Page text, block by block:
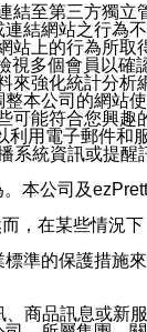
結至第三方獨
結網站之行為不
站上的行為所取
多個會員以確
強化統計分析
本公司的網站使
可能符合您興趣
用電子郵件和
系統資訊或提
本公司及
，在某些情況
準的保護措施
商品訊息或新